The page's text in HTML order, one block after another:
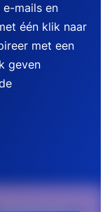
mails en
één klik naar
met een
geven